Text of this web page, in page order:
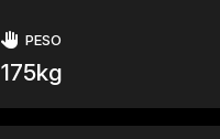
PESO
175kg